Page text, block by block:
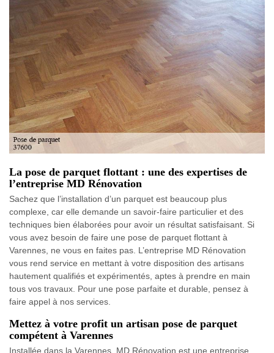
La pose de parquet flottant : une des expertises de
l’entreprise MD Rénovation
Sachez que l’installation d’un parquet est beaucoup plus
complexe, car elle demande un savoir-faire particulier et des
techniques bien élaborées pour avoir un résultat satisfaisant. Si
vous avez besoin de faire une pose de parquet flottant à
Varennes, ne vous en faites pas. L’entreprise MD Rénovation
vous rend service en mettant à votre disposition des artisans
hautement qualifiés et expérimentés, aptes à prendre en main
tous vos travaux. Pour une pose parfaite et durable, pensez à
faire appel à nos services.
Mettez à votre profit un artisan pose de parquet
compétent à Varennes
Installée dans la Varennes, MD Rénovation est une entreprise